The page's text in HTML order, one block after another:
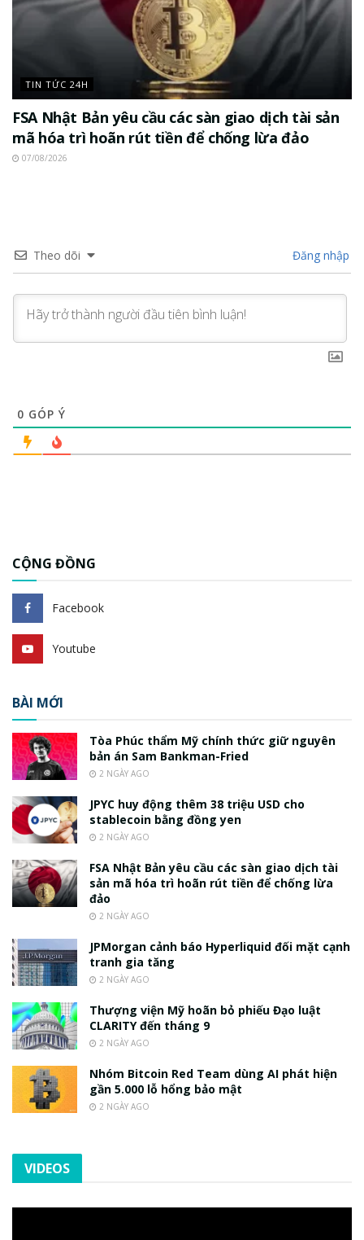
TIN TỨC 24H
FSA Nhật Bản yêu cầu các sàn giao dịch tài sản
mã hóa trì hoãn rút tiền để chống lừa đảo
07/08/2026
Theo dõi Đăng nhập
0 GÓP Ý
CỘNG ĐỒNG
Facebook
Youtube
BÀI MỚI
Tòa Phúc thẩm Mỹ chính thức giữ nguyên
bản án Sam Bankman-Fried
2 NGÀY AGO
JPYC huy động thêm 38 triệu USD cho
stablecoin bằng đồng yen
2 NGÀY AGO
FSA Nhật Bản yêu cầu các sàn giao dịch tài
sản mã hóa trì hoãn rút tiền để chống lừa
đảo
2 NGÀY AGO
JPMorgan cảnh báo Hyperliquid đối mặt cạnh
tranh gia tăng
2 NGÀY AGO
Thượng viện Mỹ hoãn bỏ phiếu Đạo luật
CLARITY đến tháng 9
2 NGÀY AGO
Nhóm Bitcoin Red Team dùng AI phát hiện
gần 5.000 lỗ hổng bảo mật
2 NGÀY AGO
VIDEOS